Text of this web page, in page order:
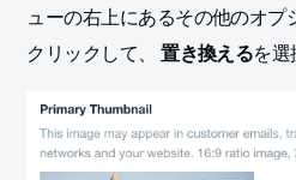
ューの右上にあるその他のオプ
クリックして、置き換えるを選